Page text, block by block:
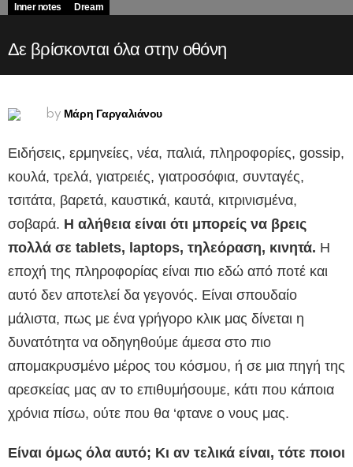
Inner notes Dream
Δε βρίσκονται όλα στην οθόνη
by Μάρη Γαργαλιάνου
Ειδήσεις, ερμηνείες, νέα, παλιά, πληροφορίες, gossip,
κουλά, τρελά, γιατρειές, γιατροσόφια, συνταγές,
τσιτάτα, βαρετά, καυστικά, καυτά, κιτρινισμένα,
σοβαρά. Η αλήθεια είναι ότι μπορείς να βρεις
πολλά σε tablets, laptops, τηλεόραση, κινητά. Η
εποχή της πληροφορίας είναι πιο εδώ από ποτέ και
αυτό δεν αποτελεί δα γεγονός. Είναι σπουδαίο
μάλιστα, πως με ένα γρήγορο κλικ μας δίνεται η
δυνατότητα να οδηγηθούμε άμεσα στο πιο
απομακρυσμένο μέρος του κόσμου, ή σε μια πηγή της
αρεσκείας μας αν το επιθυμήσουμε, κάτι που κάποια
χρόνια πίσω, ούτε που θα ‘φτανε ο νους μας.
Είναι όμως όλα αυτό; Κι αν τελικά είναι, τότε ποιοι